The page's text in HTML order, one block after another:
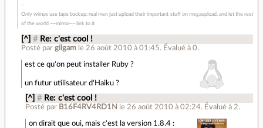
Only wimps use tape backup: real men just upload their important stuff on megaupload, and let the rest
of the world ~~mirror~~ link to it
[^] # Re: c'est cool !
Posté pargilgam le 26 août 2010 à 01:45. Évalué à0.
est ce qu'on peut installer Ruby ?
un futur utilisateur d'Haiku ?
[^] # Re: c'est cool !
Posté par B16F4RV4RD1N le 26 août 2010 à 02:24. Évalué à 2.
on dirait que oui, mais c'est la version 1.8.4 :